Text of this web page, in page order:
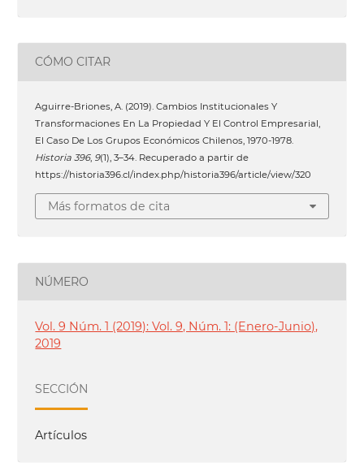
CÓMO CITAR
Aguirre-Briones, A. (2019). Cambios Institucionales Y
Transformaciones En La Propiedad Y El Control Empresarial,
El Caso De Los Grupos Económicos Chilenos, 1970-1978.
Historia 396, 9(1), 3–34. Recuperado a partir de
https://historia396.cl/index.php/historia396/article/view/320
Más formatos de cita
NÚMERO
Vol. 9 Núm. 1 (2019): Vol. 9, Núm. 1: (Enero-Junio),
2019
SECCIÓN
Artículos